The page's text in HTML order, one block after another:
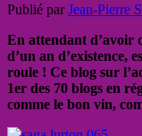
Publié parJean-Pierre
En attendant d’avoir
d’un an d’existence,
roule ! Ce blog sur
1er des 70 blogs en
comme le bon vin,